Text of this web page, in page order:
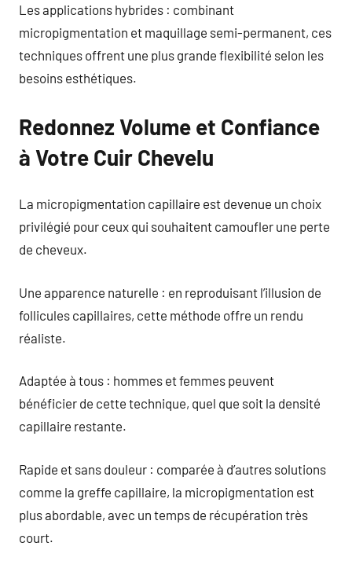
Les applications hybrides : combinant
micropigmentation et maquillage semi-permanent, ces
techniques offrent une plus grande flexibilité selon les
besoins esthétiques.
Redonnez Volume et Confiance
à Votre Cuir Chevelu
La micropigmentation capillaire est devenue un choix
privilégié pour ceux qui souhaitent camoufler une perte
de cheveux.
Une apparence naturelle : en reproduisant l’illusion de
follicules capillaires, cette méthode offre un rendu
réaliste.
Adaptée à tous : hommes et femmes peuvent
bénéficier de cette technique, quel que soit la densité
capillaire restante.
Rapide et sans douleur : comparée à d’autres solutions
comme la greffe capillaire, la micropigmentation est
plus abordable, avec un temps de récupération très
court.